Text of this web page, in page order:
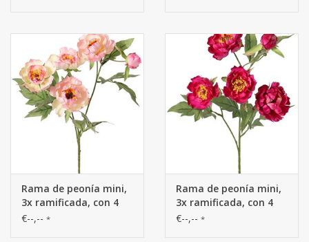
Rama de peonía mini,
3x ramificada, con 4
flores Ø 7 cm, (2 L/ 2 M)
€--,-- *
Rama de peonía mini,
3x ramificada, con 4
flores Ø 7 cm, (2 L/ 2 M)
€--,-- *